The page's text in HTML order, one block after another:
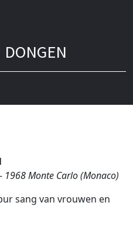
DONGEN
1968 Monte Carlo (Monaco)
sang van vrouwen en